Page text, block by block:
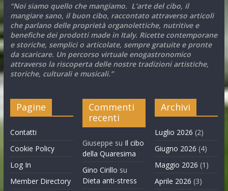
“Noi siamo quello che mangiamo. L’arte del cibo, il
mangiare sano, il buon cibo, raccontato attraverso articoli
che parlano delle proprietà organolettiche, nutritive e
benefiche dei prodotti made in Italy. Ricette contemporane
e storiche, semplici o articolate, sempre gratuite e pronte
da scaricare. Un percorso virtuale enogastronomico
attraverso la riscoperta delle nostre tradizioni artistiche,
storiche, culturali e musicali.”
Pagine
Contatti
Cookie Policy
Log In
Member Directory
Commenti
recenti
Giuseppe su Il cibo
della Quaresima
Gino Cirillo su
Dieta anti-stress
Archivi
Luglio 2026 (2)
Giugno 2026 (4)
Maggio 2026 (1)
Aprile 2026 (3)